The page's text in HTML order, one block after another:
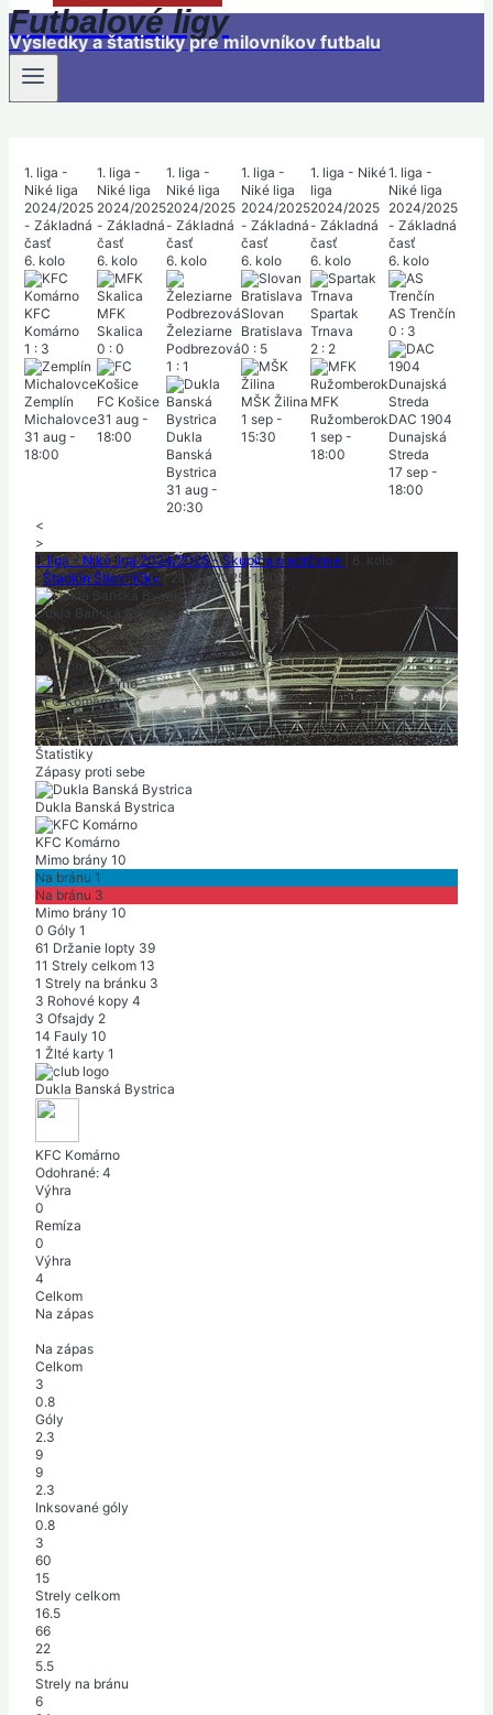
Futbalové ligy
Výsledky a štatistiky pre milovníkov futbalu
1. liga -
Niké liga
2024/2025
- Základná
časť
6. kolo
KFC
Komárno
1 : 3
Zemplín
Michalovce
31 aug -
18:00
1. liga -
Niké liga
2024/2025
- Základná
časť
6. kolo
MFK
Skalica
0 : 0
FC Košice
31 aug -
18:00
1. liga -
Niké liga
2024/2025
- Základná
časť
6. kolo
Železiarne
Podbrezová
1 : 1
Dukla
Banská
Bystrica
31 aug -
20:30
1. liga -
Niké liga
2024/2025
- Základná
časť
6. kolo
Slovan
Bratislava
0 : 5
MŠK Žilina
1 sep -
15:30
1. liga - Niké
liga
2024/2025
- Základná
časť
6. kolo
Spartak
Trnava
2 : 2
MFK
Ružomberok
1 sep -
18:00
1. liga -
Niké liga
2024/2025
- Základná
časť
6. kolo
AS Trenčín
0 : 3
DAC 1904
Dunajská
Streda
17 sep -
18:00
<
>
1. liga - Niké liga 2024/2025 - Skupina o udržanie
6. kolo
| Štadión Štiavničky | 20/04/2025-18:00
Dukla Banská Bystrica
pppvr
0 : 1
Konečný výsledok
KFC Komárno
vvppr
| Počet divákov: 1 115 | Polčas: 0-0
Štatistiky
Zápasy proti sebe
Dukla Banská Bystrica
KFC Komárno
Mimo brány 10
Na bránu 1
Na bránu 3
Mimo brány 10
0 Góly 1
61 Držanie lopty 39
11 Strely celkom 13
1 Strely na bránku 3
3 Rohové kopy 4
3 Ofsajdy 2
14 Fauly 10
1 Žlté karty 1
Dukla Banská Bystrica
KFC Komárno
Odohrané: 4
Výhra
0
Remíza
0
Výhra
4
Celkom
Na zápas
Na zápas
Celkom
3
0.8
Góly
2.3
9
9
2.3
Inksované góly
0.8
3
60
15
Strely celkom
16.5
66
22
5.5
Strely na bránu
6